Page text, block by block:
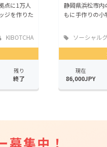
点に1万人
ジを作りた
KIBOTCHA
残り
終了
静岡県浜松市内
もに手作りの小
ソーシャルグ
ッド
現在
86,000JPY